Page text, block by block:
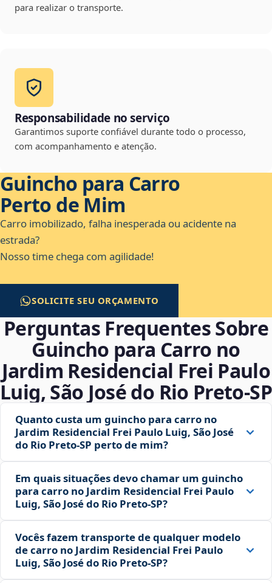
para realizar o transporte.
Responsabilidade no serviço
Garantimos suporte confiável durante todo o processo,
com acompanhamento e atenção.
Guincho para Carro
Perto de Mim
Carro imobilizado, falha inesperada ou acidente na
estrada?
Nosso time chega com agilidade!
SOLICITE SEU ORÇAMENTO
Perguntas Frequentes Sobre
Guincho para Carro no
Jardim Residencial Frei Paulo
Luig, São José do Rio Preto‑SP
Quanto custa um guincho para carro no
Jardim Residencial Frei Paulo Luig, São José
do Rio Preto‑SP perto de mim?
Em quais situações devo chamar um guincho
para carro no Jardim Residencial Frei Paulo
Luig, São José do Rio Preto‑SP?
Vocês fazem transporte de qualquer modelo
de carro no Jardim Residencial Frei Paulo
Luig, São José do Rio Preto‑SP?